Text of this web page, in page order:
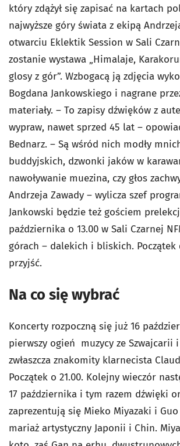
który zdążył się zapisać na kartach
najwyższe góry świata z ekipą
otwarciu Eklektik Session w Sali
zostanie wystawa „Himalaje,
glosy z gór”. Wzbogacą ją zdjęcia
Bogdana Jankowskiego i nagrane
materiały. – To zapisy dźwięków z
wypraw, nawet sprzed 45 lat –
Bednarz. – Są wśród nich modły
buddyjskich, dzwonki jaków w
nawoływanie muezina, czy głos
Andrzeja Zawady – wylicza szef
Jankowski będzie też gościem
października o 13.00 w Sali Czarnej
górach – dalekich i bliskich. Początek
przyjść.
Na co się wybrać
Koncerty rozpoczną się już 16
pierwszy ogień muzycy ze Szwajcarii
zwłaszcza znakomity klarnecista
Początek o 21.00. Kolejny wieczór
17 października i tym razem dźwięki
zaprezentują się Mieko Miyazaki i Guo
mariaż artystyczny Japonii i Chin.